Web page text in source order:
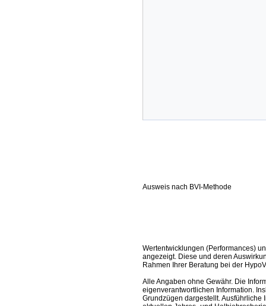
Ausweis nach BVI-Methode
Wertentwicklungen (Performances)
angezeigt. Diese und deren
Rahmen Ihrer Beratung bei der
Alle Angaben ohne Gewähr. Die
eigenverantwortlichen Information.
Grundzügen dargestellt.